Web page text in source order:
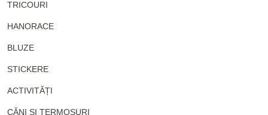
TRICOURI
HANORACE
BLUZE
STICKERE
ACTIVITĂȚI
CĂNI ȘI TERMOSURI